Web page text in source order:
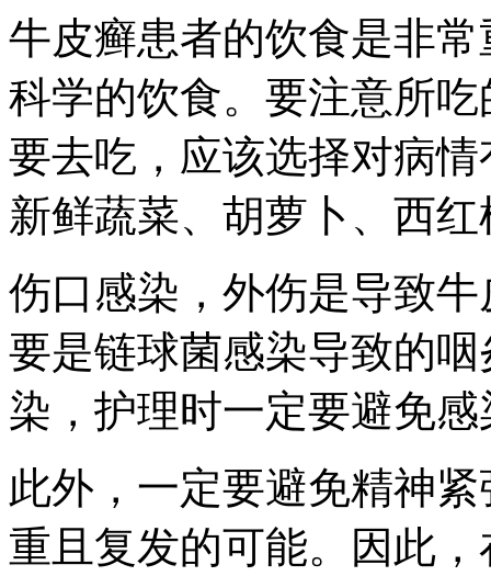
牛皮癣患者的饮食是非
科学的饮食。要注意所
要去吃，应该选择对病
新鲜蔬菜、胡萝卜、西
伤口感染，外伤是导致
要是链球菌感染导致的
染，护理时一定要避免感
此外，一定要避免精神
重且复发的可能。因此